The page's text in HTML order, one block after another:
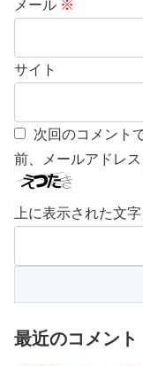
メール ※
サイト
次回のコメント
前、メールアドレス
上に表示された文
最近のコメント